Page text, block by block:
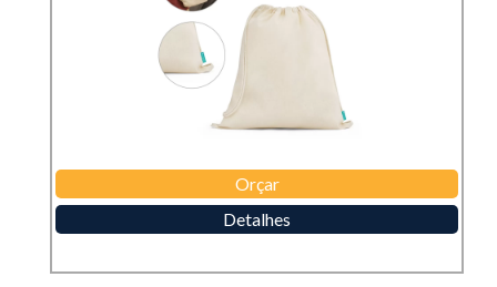
Orçar
Detalhes